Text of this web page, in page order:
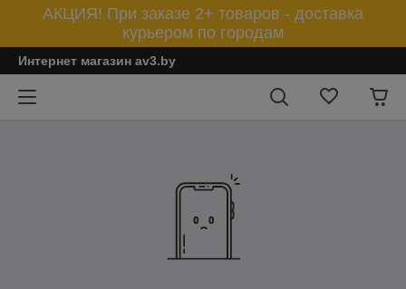
АКЦИЯ! При заказе 2+ товаров - доставка
курьером по городам
Интернет магазин av3.by